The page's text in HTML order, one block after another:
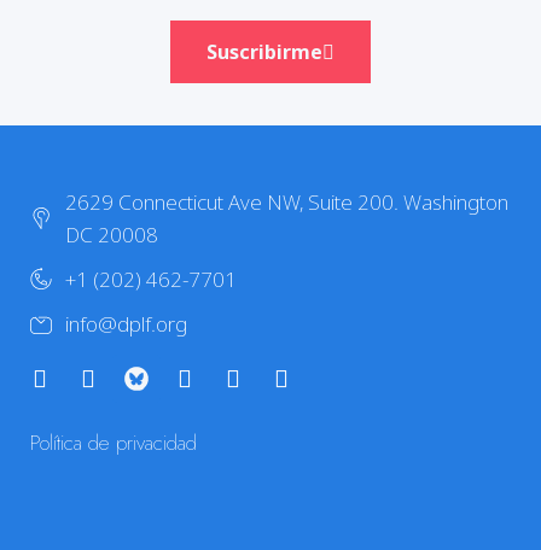
Suscribirme
2629 Connecticut Ave NW, Suite 200. Washington
DC 20008
+1 (202) 462-7701
info@dplf.org
Política de privacidad